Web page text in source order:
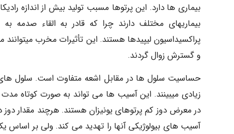
بیماری ها دارد. این پرتوها مسبب تولید بیش از اندازه
پراکسیداسیون لیپیدها هستند. این تأثیرات مخرب
و گسترش زوال گردند.
حساسیت سلول ها در مقابل اشعه متفاوت است. سلول
زیادی میبینند. این آسیب ها می تواند به صورت کوتاه
در معرض دوز کم پرتوهای یونیزان هستند. هرچند مقدار دوز
آسیب های بیولوژیکی آنها را تهدید می کند. ولی بر اساس